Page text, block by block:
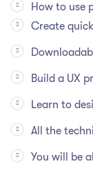
How to use
Create
Build a UX
Learn to
All the
You will be